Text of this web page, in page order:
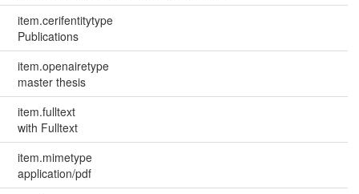
item.cerifentitytype
Publications
item.openairetype
master thesis
item.fulltext
with Fulltext
item.mimetype
application/pdf